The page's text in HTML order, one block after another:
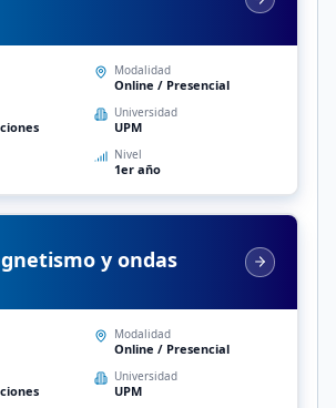
Modalidad
Online / Presencial
Universidad
UPM
Nivel
1er año
y ondas
Modalidad
Online / Presencial
Universidad
UPM